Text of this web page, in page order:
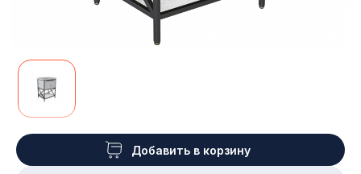
Добавить в корзину